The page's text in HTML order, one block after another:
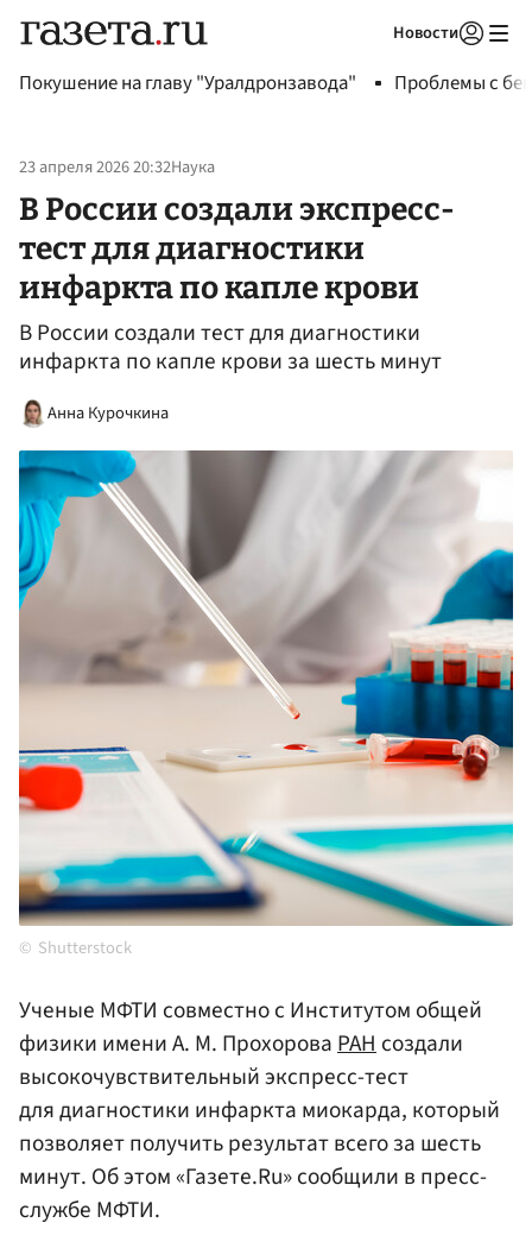
Новости
Покушение на главу "Уралдронзавода" Проблемы с
23 апреля 2026 20:32Наука
В России создали экспресс-
тест для диагностики
инфаркта по капле крови
В России создали тест для диагностики
инфаркта по капле крови за шесть минут
Анна Курочкина
Shutterstock
Ученые МФТИ совместно с Институтом общей
физики имени А. М. ПрохороваРАНсоздали
высокочувствительный экспресс-тест
для диагностики инфаркта миокарда, который
позволяет получить результат всего за шесть
минут. Об этом «Газете.Ru» сообщили в пресс-
службе МФТИ.